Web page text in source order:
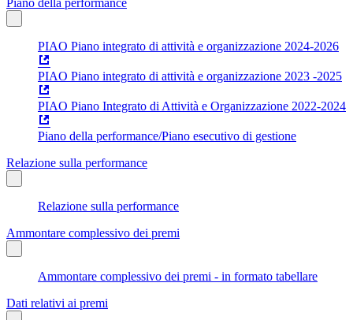
PIAO Piano integrato di attività e organizzazione 2024-2026
PIAO Piano integrato di attività e organizzazione 2023 -2025
PIAO Piano Integrato di Attività e Organizzazione 2022-2024
Piano della performance/Piano esecutivo di gestione
Relazione sulla performance
Relazione sulla performance
Ammontare complessivo dei premi
Ammontare complessivo dei premi - in formato tabellare
Dati relativi ai premi